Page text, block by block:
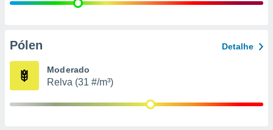
Pólen Detalhe
Moderado
Relva (31 #/m³)